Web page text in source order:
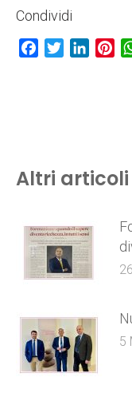
Condividi
Facebook
Twitter
Altri articoli
5